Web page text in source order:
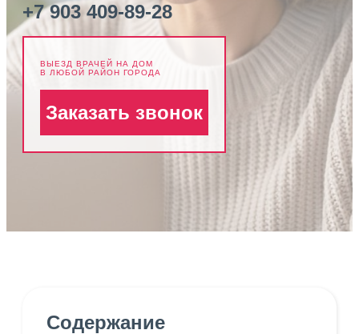
+7 903 409-89-28
ВЫЕЗД ВРАЧЕЙ НА ДОМ
В ЛЮБОЙ РАЙОН ГОРОДА
Заказать звонок
Содержание